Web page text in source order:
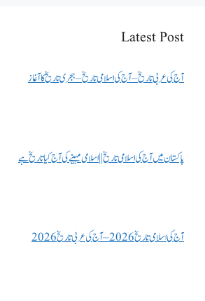
Latest Post
آج کی عربی تاریخ – آج کی اسلامی تاریخ – ہجری تاریخ کا آغاز
پاکستان میں آج کی اسلامی تاریخ || اسلامی مہینے کی آج کیا تاریخ ہے
آج کی اسلامی تاریخ 2026 – آج کی عربی تاریخ 2026